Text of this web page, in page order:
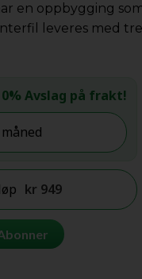
en oppbygging
leveres med
Avslag på frakt!
kr 949